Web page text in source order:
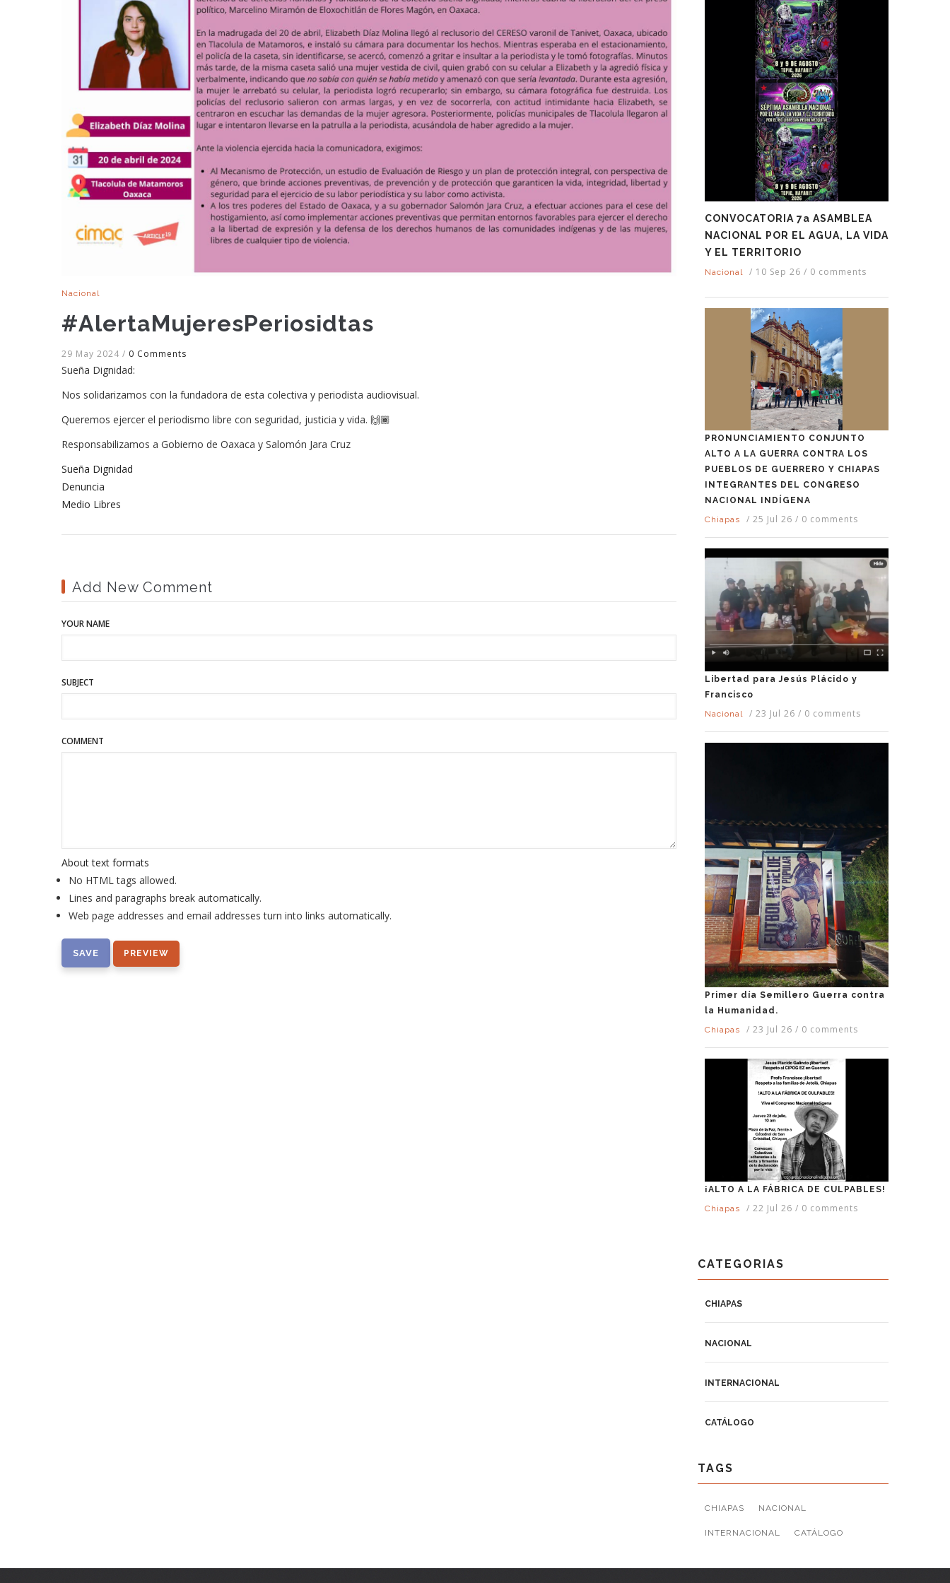
Nacional
#AlertaMujeresPeriosidtas
29 May 2024 / 0 Comments
Sueña Dignidad:
Nos solidarizamos con la fundadora de esta colectiva y periodista audiovisual.
Queremos ejercer el periodismo libre con seguridad, justicia y vida. 🙌🏾
Responsabilizamos a Gobierno de Oaxaca y Salomón Jara Cruz
Sueña Dignidad
Denuncia
Medio Libres
Add New Comment
YOUR NAME
SUBJECT
COMMENT
About text formats
No HTML tags allowed.
Lines and paragraphs break automatically.
Web page addresses and email addresses turn into links automatically.
CONVOCATORIA 7a ASAMBLEA
NACIONAL POR EL AGUA, LA VIDA
Y EL TERRITORIO
Nacional / 10 Sep 26 / 0 comments
PRONUNCIAMIENTO CONJUNTO
ALTO A LA GUERRA CONTRA LOS
PUEBLOS DE GUERRERO Y CHIAPAS
INTEGRANTES DEL CONGRESO
NACIONAL INDÍGENA
Chiapas
/ 25 Jul 26 / 0 comments
Libertad para Jesús Plácido y
Francisco
Nacional
/ 23 Jul 26 / 0 comments
Primer día Semillero Guerra contra
la Humanidad.
Chiapas
/ 23 Jul 26 / 0 comments
¡ALTO A LA FÁBRICA DE CULPABLES!
Chiapas
/ 22 Jul 26 / 0 comments
CATEGORIAS
CHIAPAS
NACIONAL
INTERNACIONAL
CATÁLOGO
TAGS
CHIAPAS NACIONAL
INTERNACIONAL CATÁLOGO